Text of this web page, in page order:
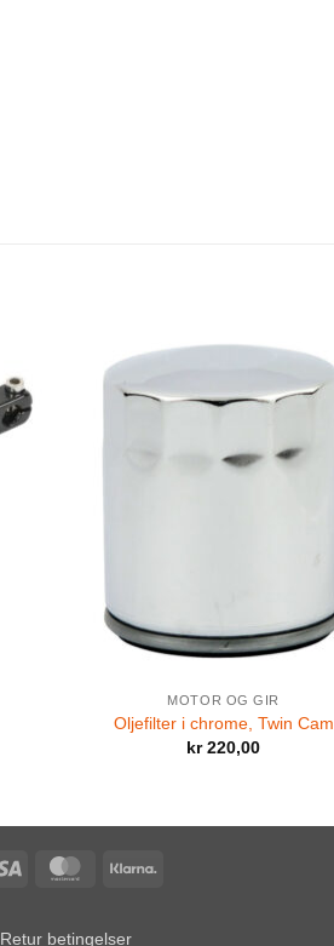
MOTOR OG GIR
Oljefilter i chrome, Twin Cam
kr220,00
Visa MasterCard
Retur betingelser